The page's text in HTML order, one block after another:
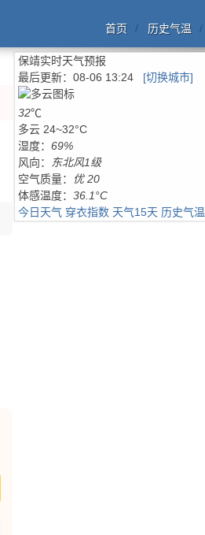
首页 历史气温
保靖实时天气预报
最后更新： 08-06 13:24 [切换城市]
32℃
多云 24~32°C
湿度： 69%
风向：
东北风1级
空气质量：
优 20
体感温度： 36.1°C
今日天气 穿衣指数 天气15天 历史气温